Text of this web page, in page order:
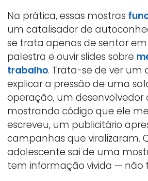
Na prática, essas mostras
um catalisador de
se trata apenas de sentar
palestra e ouvir slides sobre
trabalho. Trata-se de ver um
explicar a pressão de uma
operação, um desenvolvedor
mostrando código que ele
escreveu, um publicitário
campanhas que viralizaram.
adolescente sai de uma
tem informação vivida — não